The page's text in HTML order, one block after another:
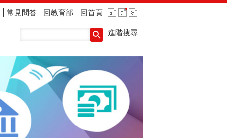
常見問答 回教育部 回首頁
進階搜尋